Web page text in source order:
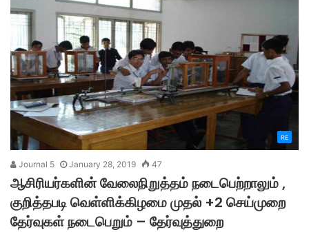
RE
Journal 5 January 28, 2019 47
ஆசிரியர்களின் வேலைநிறுத்தம் நடைபெற்றாலும் ,
குறித்தபடி வெள்ளிக்கிழமை முதல் +2 செய்முறை
தேர்வுகள் நடைபெறும் – தேர்வுத்துறை